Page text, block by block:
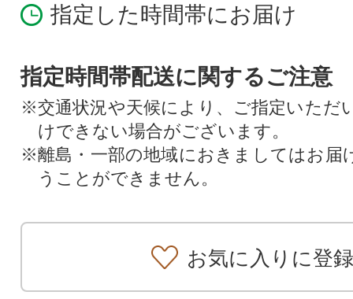
指定した時間帯にお届け
指定時間帯配送に関するご注意
※交通状況や天候により、ご指定いただ
けできない場合がございます。
※離島・一部の地域におきましてはお届
うことができません。
お気に入りに登録